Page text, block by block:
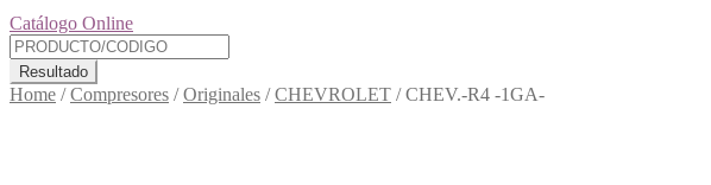
Catálogo Online
Resultado
Home /Compresores /Originales /CHEVROLET /CHEV.-R4 -1GA-